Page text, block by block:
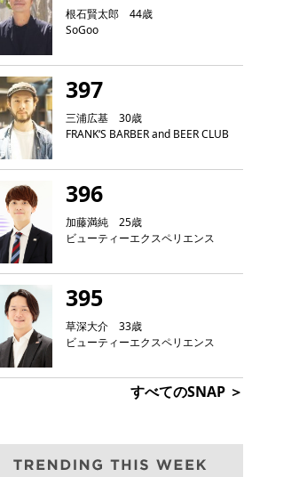
根石賢太郎 44歳
SoGoo
397
三浦広基 30歳
FRANK‘S BARBER and BEER CLUB
396
加藤満純 25歳
ビューティーエクスペリエンス
395
草深大介 33歳
ビューティーエクスペリエンス
すべてのSNAP ＞